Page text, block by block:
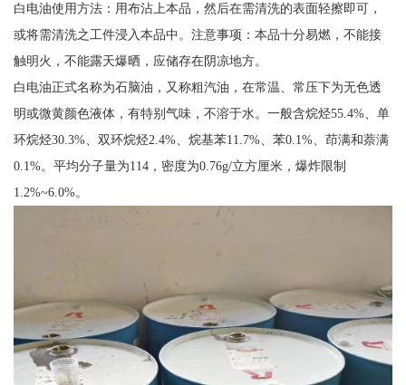
白电油使用方法：用布沾上本品，然后在需清洗的表面轻擦即可，
或将需清洗之工件浸入本品中。注意事项：本品十分易燃，不能接
触明火，不能露天爆晒，应储存在阴凉地方。
白电油正式名称为石脑油，又称粗汽油，在常温、常压下为无色透
明或微黄颜色液体，有特别气味，不溶于水。一般含烷烃55.4%、单
环烷烃30.3%、双环烷烃2.4%、烷基苯11.7%、苯0.1%、茚满和萘满
0.1%。平均分子量为114，密度为0.76g/立方厘米，爆炸限制
1.2%~6.0%。